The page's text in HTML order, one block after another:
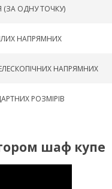
(ЗА ОДНУ ТОЧКУ)
НАПРЯМНИХ
НАПРЯМНИХ
РОЗМІРІВ
шаф купе